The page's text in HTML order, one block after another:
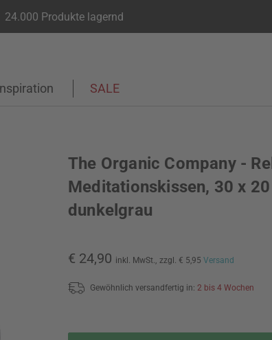
24.000 Produkte lagernd
SALE
The Organic Company -
Meditationskissen, 30 x
dunkelgrau
€ 24,90 inkl. MwSt., zzgl. € 5,95 Versand
Gewöhnlich versandfertig in: 2 bis 4 Wochen